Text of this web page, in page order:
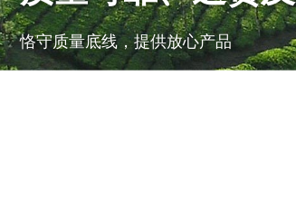
【5+2】【白+黑】【7*24小时】即时